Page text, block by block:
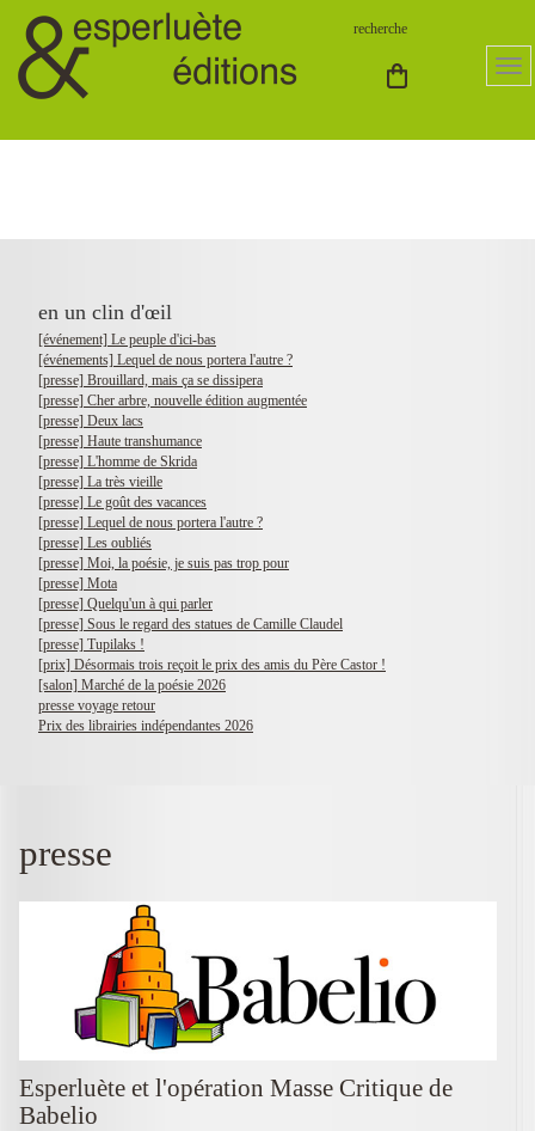
en un clin d'œil
[événement] Le peuple d'ici-bas
[événements] Lequel de nous portera l'autre ?
[presse] Brouillard, mais ça se dissipera
[presse] Cher arbre, nouvelle édition augmentée
[presse] Deux lacs
[presse] Haute transhumance
[presse] L'homme de Skrida
[presse] La très vieille
[presse] Le goût des vacances
[presse] Lequel de nous portera l'autre ?
[presse] Les oubliés
[presse] Moi, la poésie, je suis pas trop pour
[presse] Mota
[presse] Quelqu'un à qui parler
[presse] Sous le regard des statues de Camille Claudel
[presse] Tupilaks !
[prix] Désormais trois reçoit le prix des amis du Père Castor !
[salon] Marché de la poésie 2026
presse voyage retour
Prix des librairies indépendantes 2026
presse
Esperluète et l'opération Masse Critique de
Babelio